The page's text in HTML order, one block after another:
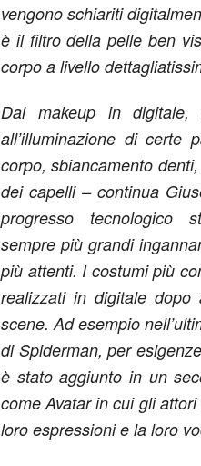
vengono schiariti
è il filtro della pelle ben
corpo a livello
Dal makeup in digitale,
all’illuminazione di certe
corpo, sbiancamento
dei capelli – continua
progresso tecnologico
sempre più grandi
più attenti. I costumi più
realizzati in digitale
scene. Ad esempio
di Spiderman, per
è stato aggiunto in un
come Avatar in cui gli
loro espressioni e la loro